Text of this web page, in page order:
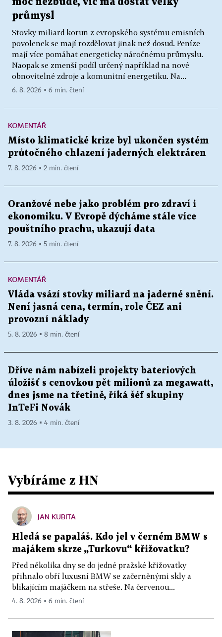
moc nezbude, víc má dostat velký
průmysl
Stovky miliard korun z evropského systému emisních
povolenek se mají rozdělovat jinak než dosud. Peníze
mají více pomáhat energeticky náročnému průmyslu.
Naopak se zmenší podíl určený například na nové
obnovitelné zdroje a komunitní energetiku. Na...
6. 8. 2026 ▪ 6 min. čtení
KOMENTÁŘ
Místo klimatické krize byl ukončen systém
průtočného chlazení jaderných elektráren
7. 8. 2026 ▪ 2 min. čtení
Oranžové nebe jako problém pro zdraví i
ekonomiku. V Evropě dýcháme stále více
pouštního prachu, ukazují data
7. 8. 2026 ▪ 5 min. čtení
KOMENTÁŘ
Vláda vsází stovky miliard na jaderné snění.
Není jasná cena, termín, role ČEZ ani
provozní náklady
5. 8. 2026 ▪ 8 min. čtení
Dříve nám nabízeli projekty bateriových
úložišť s cenovkou pět milionů za megawatt,
dnes jsme na třetině, říká šéf skupiny
InTeFi Novák
3. 8. 2026 ▪ 4 min. čtení
Vybíráme z HN
JAN KUBITA
Hledá se papaláš. Kdo jel v černém BMW s
majákem skrze „Turkovu“ křižovatku?
Před několika dny se do jedné pražské křižovatky
přihnalo obří luxusní BMW se začerněnými skly a
blikajícím majáčkem na střeše. Na červenou...
4. 8. 2026 ▪ 6 min. čtení